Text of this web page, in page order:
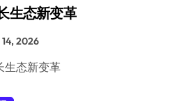
生态新变革
14, 2026
生态新变革